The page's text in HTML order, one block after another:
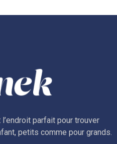
l’endroit parfait pour trouver
petits comme pour grands.